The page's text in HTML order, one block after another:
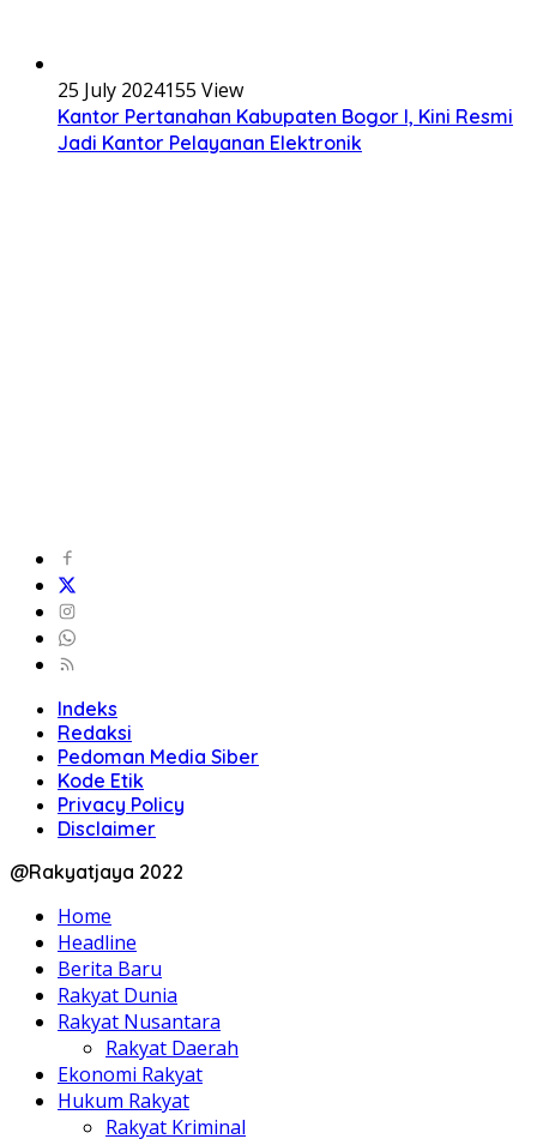
25 July 2024155 View
Kantor Pertanahan Kabupaten Bogor I, Kini Resmi
Jadi Kantor Pelayanan Elektronik
Indeks
Redaksi
Pedoman Media Siber
Kode Etik
Privacy Policy
Disclaimer
@Rakyatjaya 2022
Home
Headline
Berita Baru
Rakyat Dunia
Rakyat Nusantara
Rakyat Daerah
Ekonomi Rakyat
Hukum Rakyat
Rakyat Kriminal